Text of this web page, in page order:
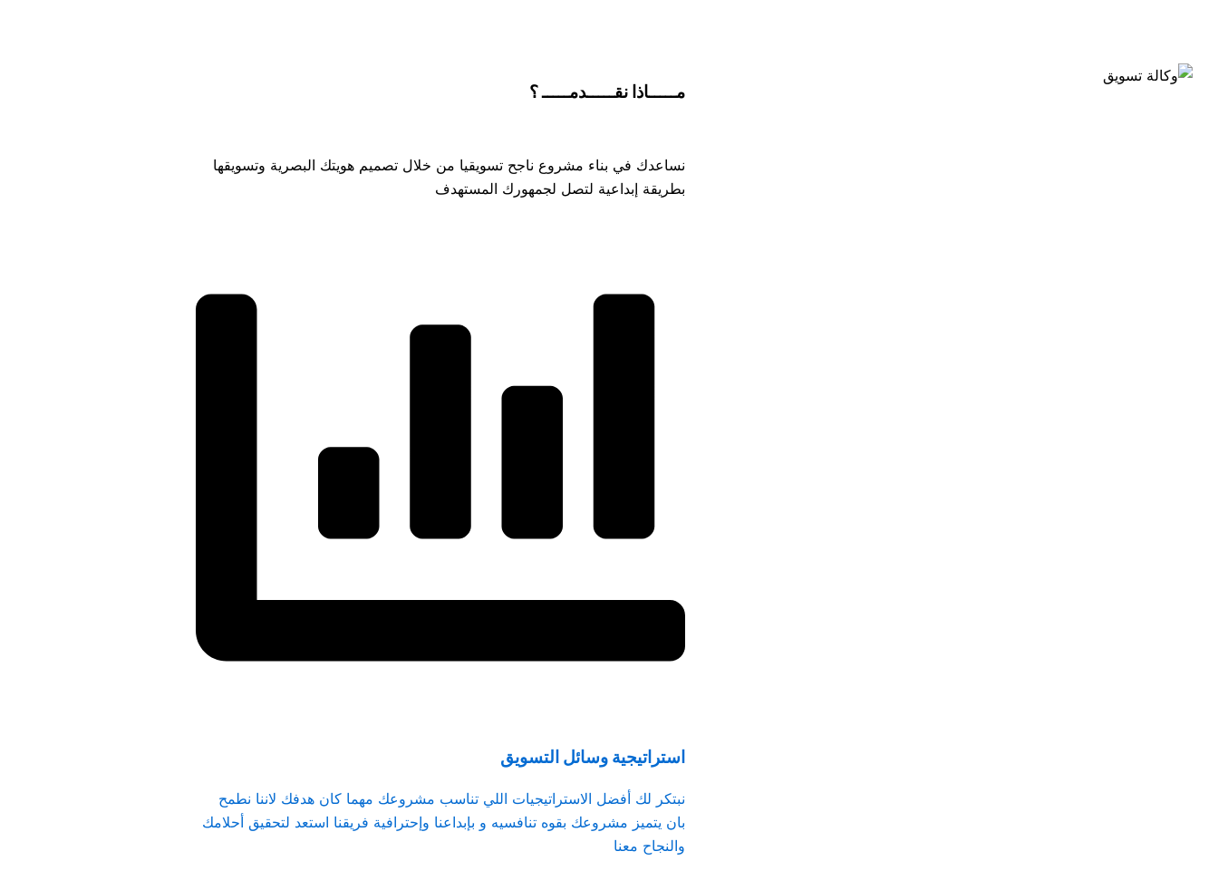
مـــــاذا نقـــــدمـــــ؟
نساعدك في بناء مشروع ناجح تسويقيا من خلال تصميم هويتك البصرية وتسويقها
بطريقة إبداعية لتصل لجمهورك المستهدف
استراتيجية وسائل التسويق
نبتكر لك أفضل الاستراتيجيات اللي تناسب مشروعك مهما كان هدفك لاننا نطمح
بان يتميز مشروعك بقوه تنافسيه و بإبداعنا وإحترافية فريقنا استعد لتحقيق أحلامك
والنجاح معنا